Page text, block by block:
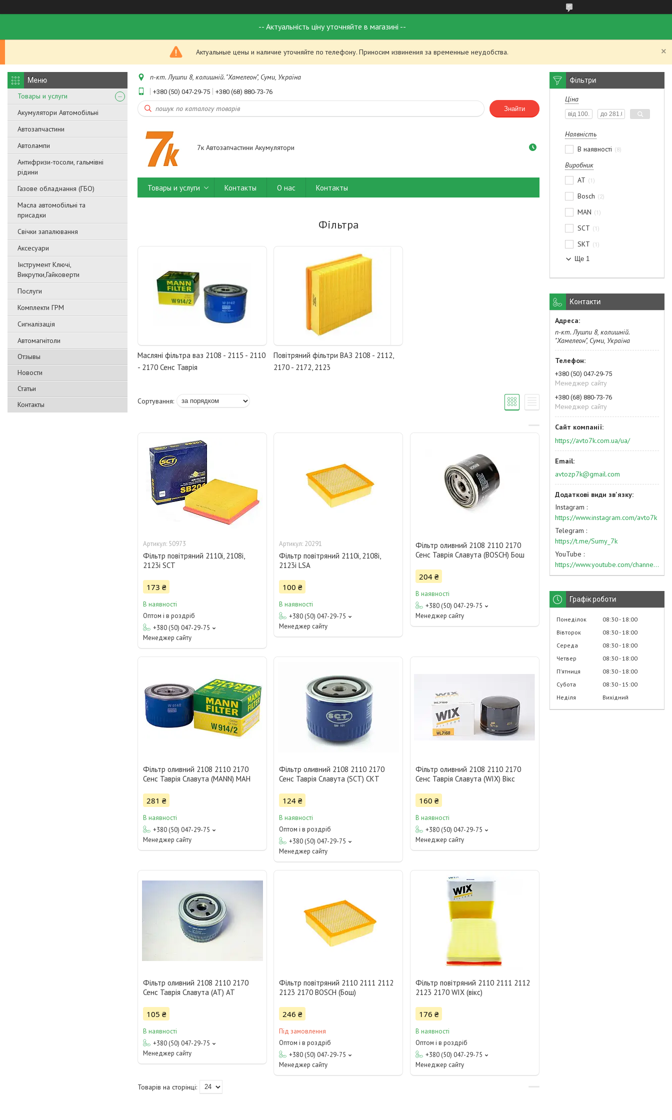
-- Актуальність ціну уточняйте в магазині --
Актуальные цены и наличие уточняйте по телефону. Приносим извинения за временные неудобства.
Товары и услуги
Акумулятори Автомобільні
Автозапчастини
Автолампи
Антифризи-тосоли, гальмівні
рідини
Газове обладнання (ГБО)
Масла автомобільні та
присадки
Свічки запалювання
Аксесуари
Інструмент Ключі,
Викрутки,Гайковерти
Послуги
Комплекти ГРМ
Сигналізація
Автомагнітоли
Отзывы
Новости
Статьи
Контакты
п-кт. Лушпи 8, колишній. "Хамелеон", Суми, Україна
+380 (50) 047-29-75 +380 (68) 880-73-76
Знайти
7к Автозапчастини Акумулятори
Товары и услуги Контакты О нас Контакты
Фільтра
Масляні фільтра ваз 2108 - 2115 - 2110
- 2170 Сенс Таврія
Повітряний фільтри ВАЗ 2108 - 2112,
2170 - 2172, 2123
50973
Фільтр повітряний 2110i, 2108i,
2123i SCT
173 ₴
В наявності
Оптом і в роздріб
+380 (50) 047-29-75
Менеджер сайту
20291
Фільтр повітряний 2110i, 2108i,
2123i LSA
100 ₴
В наявності
+380 (50) 047-29-75
Менеджер сайту
Фільтр оливний 2108 2110 2170
Сенс Таврія Славута (BOSCH) Бош
204 ₴
В наявності
+380 (50) 047-29-75
Менеджер сайту
Фільтр оливний 2108 2110 2170
Сенс Таврія Славута (MANN) МАН
281 ₴
В наявності
+380 (50) 047-29-75
Менеджер сайту
Фільтр оливний 2108 2110 2170
Сенс Таврія Славута (SCT) СКТ
124 ₴
В наявності
Оптом і в роздріб
+380 (50) 047-29-75
Менеджер сайту
Фільтр оливний 2108 2110 2170
Сенс Таврія Славута (WIX) Вікс
160 ₴
В наявності
+380 (50) 047-29-75
Менеджер сайту
Фільтр оливний 2108 2110 2170
Сенс Таврія Славута (AT) АТ
105 ₴
В наявності
+380 (50) 047-29-75
Менеджер сайту
Фільтр повітряний 2110 2111 2112
2123 2170 BOSCH (Бош)
246 ₴
Під замовлення
Оптом і в роздріб
+380 (50) 047-29-75
Менеджер сайту
Фільтр повітряний 2110 2111 2112
2123 2170 WIX (вікс)
176 ₴
В наявності
Оптом і в роздріб
+380 (50) 047-29-75
Менеджер сайту
Фільтри
Ціна
Наявність
В наявності
8
Виробник
AT
1
Bosch 2
MAN 1
SCT 1
SKT 1
Ще 1
Контакти
п-кт. Лушпи 8, колишній.
"Хамелеон", Суми, Україна
+380 (50) 047-29-75
Менеджер сайту
+380 (68) 880-73-76
Менеджер сайту
https://avto7k.com.ua/ua/
avtozp7k@gmail.com
Instagram
https://www.instagram.com/avto7k
Telegram
https://t.me/Sumy_7k
YouTube
https://www.youtube.com/channel/UC574nvqqf5H_LzT4Va_GpQg?view_as=subscriber
Графік роботи
Понеділок 08:30 18:00
Вівторок
08:30 18:00
Середа
08:30 18:00
Четвер
08:30 18:00
Пʼятниця
08:30 18:00
Субота
08:30 15:00
Неділя
Вихідний